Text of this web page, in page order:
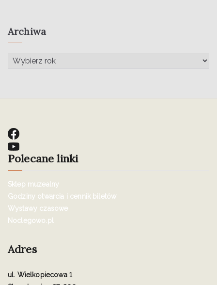
Archiwa
Polecane linki
Sklep muzealny
Godziny otwarcia i cennik biletów
Wystawy czasowe
Noclegowo.pl
Adres
ul. Wielkopiecowa 1